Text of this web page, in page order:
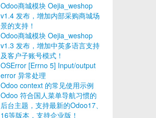
Odoo商城模块 Oejia_weshop
v1.4 发布，增加内部采购商城场
景的支持！
Odoo商城模块 Oejia_weshop
v1.3 发布，增加中英多语言支持
及客户子账号模式！
OSError [Errno 5] Input/output
error 异常处理
Odoo context 的常见使用示例
Odoo 符合国人菜单导航习惯的
后台主题，支持最新的Odoo17、
16等版本，支持企业版！